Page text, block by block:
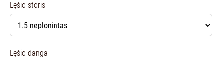
Lęšio storis
Lęšio danga